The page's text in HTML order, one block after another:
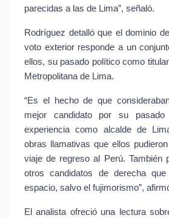
parecidas a las de Lima”, señaló.
Rodríguez detalló que el dominio
voto exterior responde a un
ellos, su pasado político como
Metropolitana de Lima.
“Es el hecho de que
mejor candidato por su
experiencia como alcalde de
obras llamativas que ellos
viaje de regreso al Perú. También
otros candidatos de derecha
espacio, salvo el fujimorismo”,
El analista ofreció una lectura